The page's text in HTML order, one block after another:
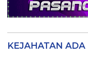
KEJAHATAN